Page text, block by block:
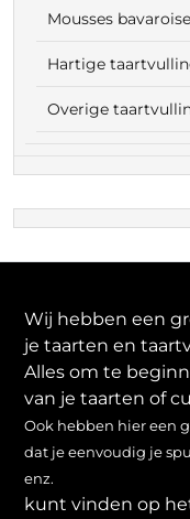
Mousses
Hartige
Overige
Wij hebben een
je taarten en
Alles om te
van je taarten of
Ook hebben hier een
dat je eenvoudig je
enz.
kunt vinden op